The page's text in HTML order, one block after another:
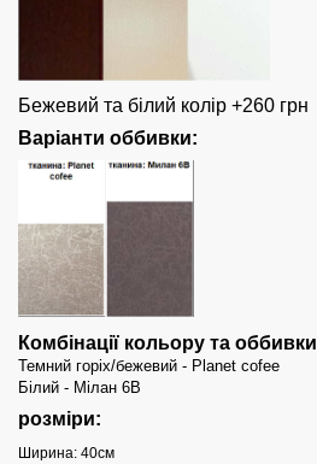
Бежевий та білий колір +260 грн
Варіанти оббивки:
Комбінації кольору та оббивки
Темний горіх/бежевий - Planet cofee
Білий - Мілан 6В
розміри:
Ширина: 40см